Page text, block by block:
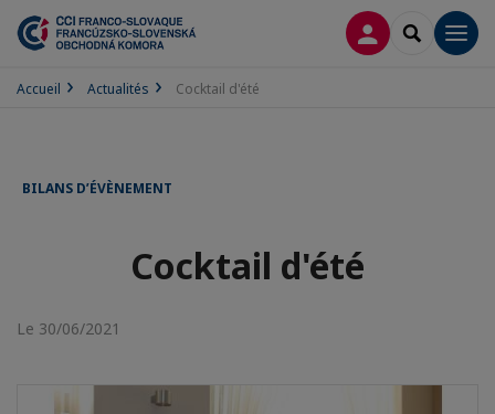
CONNEXION
Accueil Actualités Cocktail d'été
BILANS D’ÉVÈNEMENT
Cocktail d'été
Le 30/06/2021